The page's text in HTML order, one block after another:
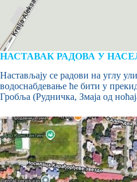
НАСТАВАК РАДОВА У
Настављају се радови на углу
водоснабдевање ће бити у
Гробља (Рудничка, Змаја од